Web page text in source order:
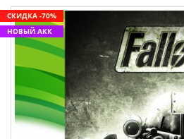
СКИДКА -70%
НОВЫЙ АКК